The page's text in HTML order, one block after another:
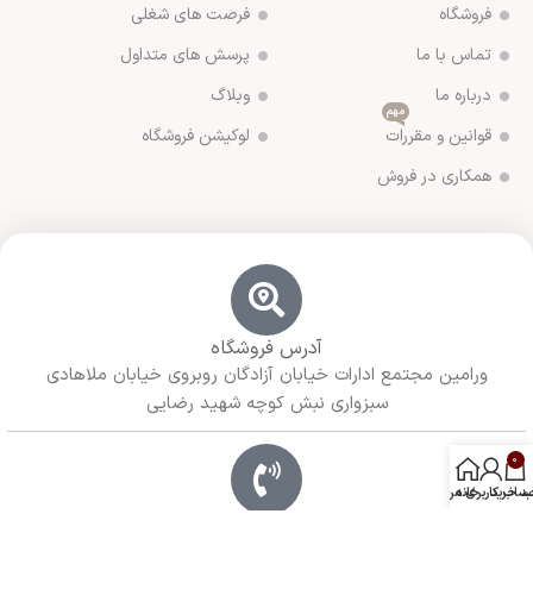
فروشگاه
تماس با ما
درباره ما
قوانین و مقررات
مهم
همکاری در فروش
فرصت های شغلی
پرسش های متداول
وبلاگ
لوکیشن فروشگاه
آدرس فروشگاه
ورامین مجتمع ادارات خیابان آزادگان روبروی خیابان ملاهادی
سبزواری نبش کوچه شهید رضایی
0
خرید
کاربری من
خانه